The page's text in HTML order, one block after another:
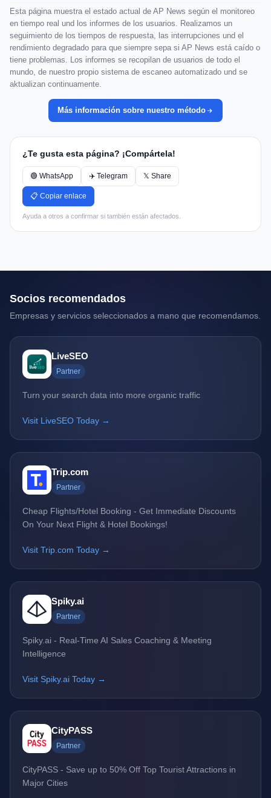
Esta página muestra el estado actual de AP News según el monitoreo
en tiempo real und los informes de los usuarios. Realizamos un
seguimiento de los tiempos de respuesta, las interrupciones und el
rendimiento degradado para que siempre sepa si AP News está caído o
tiene problemas. Los informes se recopilan de usuarios de todo el
mundo, de nuestro propio sistema de escaneo automatizado und se
aktualizan continuamente.
Más información sobre nuestro método
¿Te gusta esta página? ¡Compártela!
🟢 WhatsApp ✈️ Telegram 𝕏 Share
📋 Copiar enlace
Ayuda a otros a confirmar si también están afectados.
Socios recomendados
Empresas y servicios seleccionados a mano que recomendamos.
LiveSEO
Partner
Turn your search data into more organic traffic
Visit LiveSEO Today →
Trip.com
Partner
Cheap Flights/Hotel Booking - Get Immediate Discounts
On Your Next Flight & Hotel Bookings!
Visit Trip.com Today →
Spiky.ai
Partner
Spiky.ai - Real-Time AI Sales Coaching & Meeting
Intelligence
Visit Spiky.ai Today →
CityPASS
Partner
CityPASS - Save up to 50% Off Top Tourist Attractions in
Major Cities